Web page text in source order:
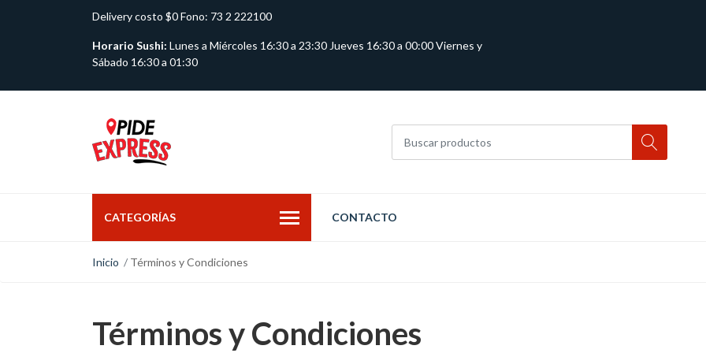
Delivery costo $0 Fono: 73 2 222100
Horario Sushi: Lunes a Miércoles 16:30 a 23:30 Jueves 16:30 a 00:00 Viernes y
Sábado 16:30 a 01:30
CATEGORÍAS CONTACTO
Inicio Términos y Condiciones
Términos y Condiciones